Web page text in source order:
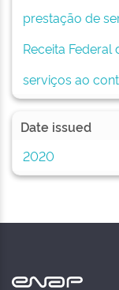
prestação de
Receita Federal
serviços ao
Date issued
2020